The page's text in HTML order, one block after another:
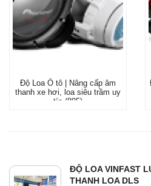
Độ Loa Ô tô | Nâng cấp âm
thanh xe hơi, loa siêu trầm uy
tín (895)
ĐỘ LOA VINFAST
THANH LOA DLS